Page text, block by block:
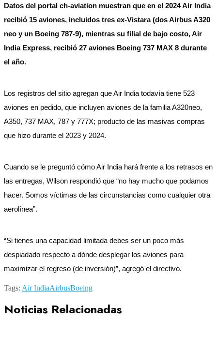
Datos del portal ch-aviation muestran que en el 2024 Air India
recibió 15 aviones, incluidos tres ex-Vistara (dos Airbus A320
neo y un Boeing 787-9), mientras su filial de bajo costo, Air
India Express, recibió 27 aviones Boeing 737 MAX 8 durante
el año.
Los registros del sitio agregan que Air India todavía tiene 523
aviones en pedido, que incluyen aviones de la familia A320neo,
A350, 737 MAX, 787 y 777X; producto de las masivas compras
que hizo durante el 2023 y 2024.
Cuando se le preguntó cómo Air India hará frente a los retrasos en
las entregas, Wilson respondió que “no hay mucho que podamos
hacer. Somos víctimas de las circunstancias como cualquier otra
aerolínea”.
“Si tienes una capacidad limitada debes ser un poco más
despiadado respecto a dónde desplegar los aviones para
maximizar el regreso (de inversión)”, agregó el directivo.
Tags: Air IndiaAirbusBoeing
Noticias Relacionadas